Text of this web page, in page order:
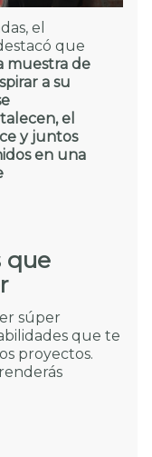
el
que
muestra de
a su
el
y juntos
en una
que
súper
que te
proyectos.